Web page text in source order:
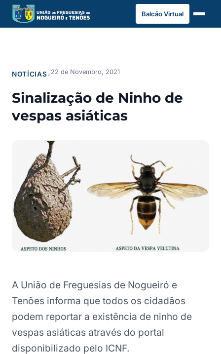
Saltar
para
o
Balcão Virtual
NOTÍCIAS• 22 de Novembro, 2021
Sinalização de Ninho de
vespas asiáticas
A União de Freguesias de Nogueiró e
Tenões informa que todos os cidadãos
podem reportar a existência de ninho de
vespas asiáticas através do portal
disponibilizado pelo ICNF.